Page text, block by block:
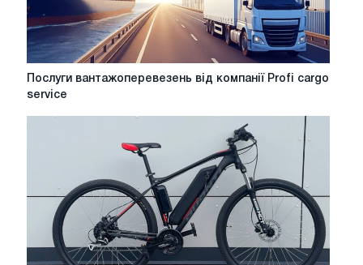
Послуги
вантажоперевезень
Послуги вантажоперевезень від компанії Profi cargo
service